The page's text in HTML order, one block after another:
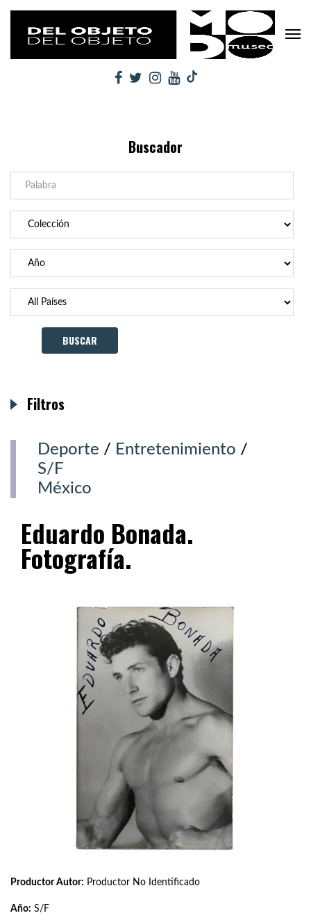
Buscador
Deporte / Entretenimiento /
S/F
México
Eduardo Bonada.
Fotografía.
Productor Autor: Productor No Identificado
Año: S/F
Filtros